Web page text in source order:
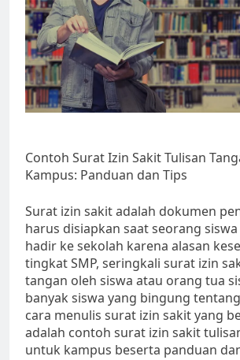
Contoh Surat Izin Sakit Tulisan
Kampus: Panduan dan Tips
Surat izin sakit adalah dokumen
harus disiapkan saat seorang
hadir ke sekolah karena alasan
tingkat SMP, seringkali surat izin
tangan oleh siswa atau orang tua
banyak siswa yang bingung
cara menulis surat izin sakit yang
adalah contoh surat izin sakit
untuk kampus beserta panduan